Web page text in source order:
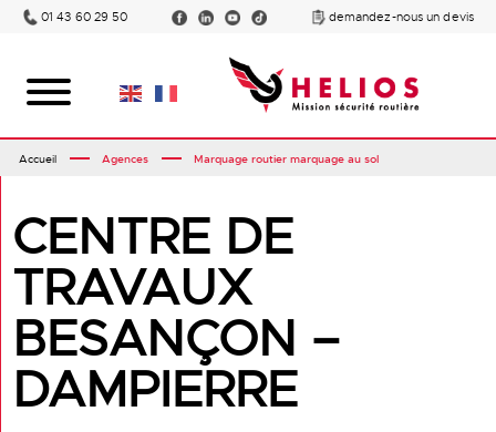
01 43 60 29 50 demandez-nous un devis
Accueil Agences Marquage routier marquage au sol
CENTRE DE
TRAVAUX
BESANÇON –
DAMPIERRE